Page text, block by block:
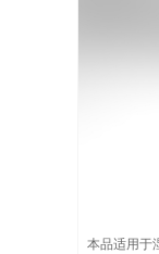
本品适用于